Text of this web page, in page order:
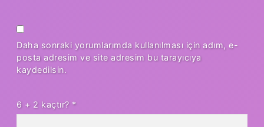
Daha sonraki yorumlarımda kullanılması için adım, e-
posta adresim ve site adresim bu tarayıcıya
kaydedilsin.
6 + 2 kaçtır? *